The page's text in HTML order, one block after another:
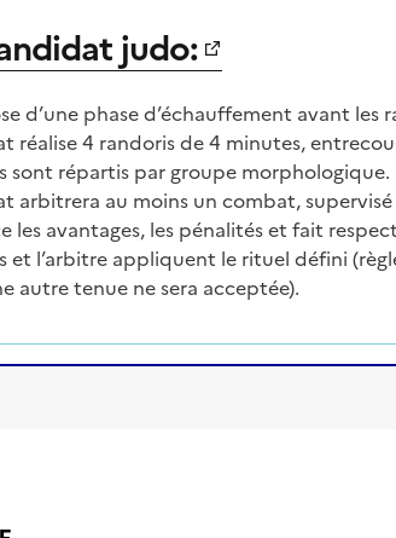
judo:
d’une phase d’échauffement avant les
réalise 4 randoris de 4 minutes,
sont répartis par groupe morphologique.
arbitrera au moins un combat,
les avantages, les pénalités et fait
et l’arbitre appliquent le rituel défini
autre tenue ne sera acceptée).